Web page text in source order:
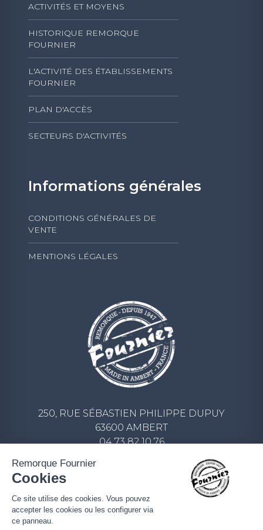
ACTIVITÉS ET MOYENS
HISTORIQUE REMORQUE
FOURNIER
L'ACTIVITÉ DES ÉTABLISSEMENTS
FOURNIER
PLAN D'ACCÈS
SECTEURS D'ACTIVITÉS
Informations générales
CONDITIONS GÉNÉRALES DE
VENTE
MENTIONS LÉGALES
250, RUE SÉBASTIEN PHILIPPE DUPUY
63600 AMBERT
04 73 82 10 76
ECRIVEZ-NOUS UN MESSAGE
Remorque Fournier
Cookies
Ce site utilise des cookies. Vous pouvez
accepter les cookies ou les configurer via
ce panneau.